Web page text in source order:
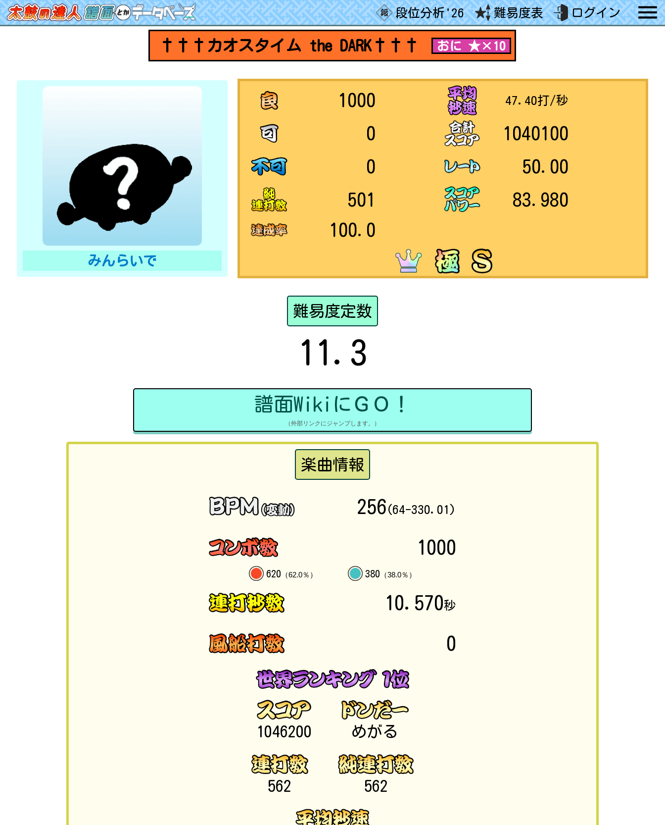
段位分析'26 難易度表 ログイン
†††カオスタイム the DARK††† おに ★×10
みんらいで
1000
0
0
501
100.0
47.40打/秒
1040100
50.00
83.980
難易度定数
11.3
譜面WikiにＧＯ！
（外部リンクにジャンプします。）
楽曲情報
256 (64-330.01)
1000
620 （62.0％） 380 （38.0％）
10.570秒
0
1046200 めがる
562 562